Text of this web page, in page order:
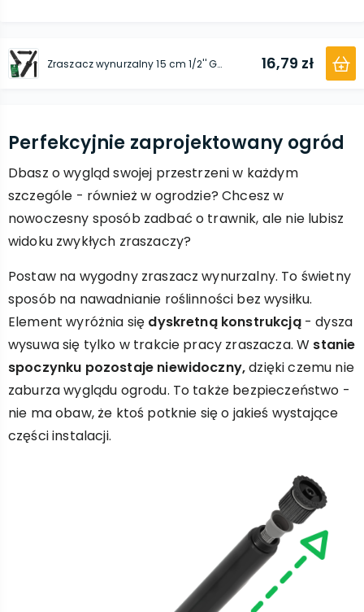
Zraszacz wynurzalny 15 cm 1/2'' GW x 3/8'' GZ 16,79 zł
Perfekcyjnie zaprojektowany ogród
Dbasz o wygląd swojej przestrzeni w każdym
szczególe - również w ogrodzie? Chcesz w
nowoczesny sposób zadbać o trawnik, ale nie lubisz
widoku zwykłych zraszaczy?
Postaw na wygodny zraszacz wynurzalny. To świetny
sposób na nawadnianie roślinności bez wysiłku.
Element wyróżnia się dyskretną konstrukcją- dysza
wysuwa się tylko w trakcie pracy zraszacza. W stanie
spoczynku pozostaje niewidoczny,dzięki czemu nie
zaburza wyglądu ogrodu. To także bezpieczeństwo -
nie ma obaw, że ktoś potknie się o jakieś wystające
części instalacji.